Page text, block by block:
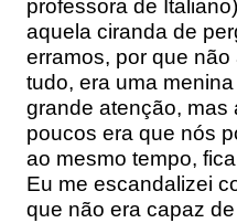
professora de
aquela ciranda de
erramos, por que
tudo, era uma
grande atenção, mas
poucos era que nós
ao mesmo tempo,
Eu me escandalizei
que não era capaz